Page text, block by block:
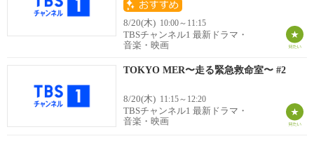
8/20(木) 10:00～11:15
TBSチャンネル1 最新ドラマ・
音楽・映画
TOKYO MER〜走る緊急救命室〜 #2
8/20(木) 11:15～12:20
TBSチャンネル1 最新ドラマ・
音楽・映画